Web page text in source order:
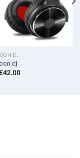
DJ
dj
42.00